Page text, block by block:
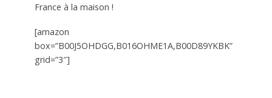
France à la maison !
[amazon
box=”B00J5OHDGG,B016OHME1A,B00D89YKBK”
grid=”3″]